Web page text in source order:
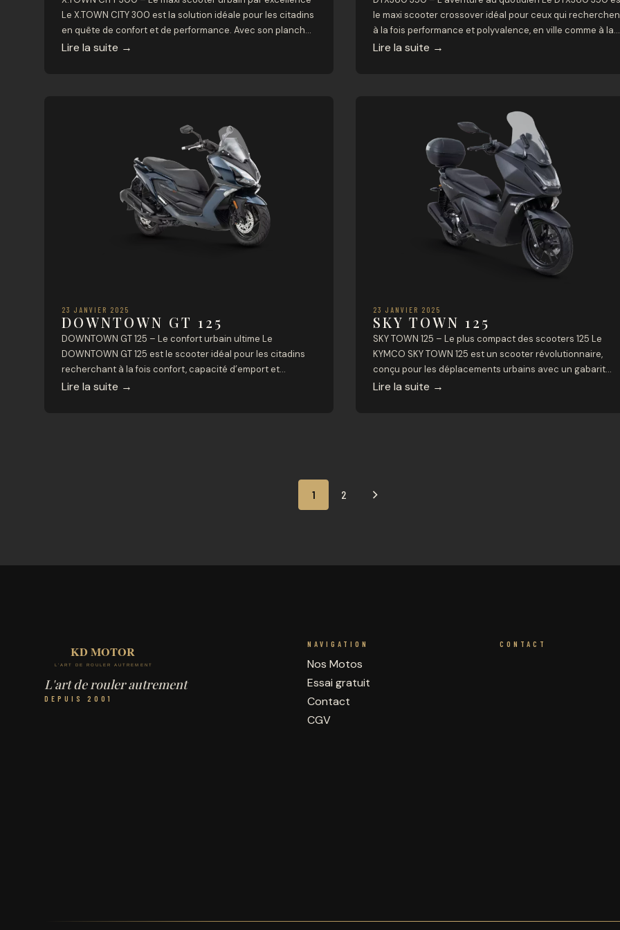
Le X.TOWN CITY 300 est la solution idéale pour les citadins
en quête de confort et de performance. Avec son plancher
plat pratique et sa maniabilité, ce scooter GT urbain est
Lire la suite →
le maxi scooter crossover idéal pour ceux qui
à la fois performance et polyvalence, en ville comme à la
campagne. Conçu pour les aventuriers modernes, ce
Lire la suite →
23 JANVIER 2025
DOWNTOWN GT 125
DOWNTOWN GT 125 – Le confort urbain ultime Le
DOWNTOWN GT 125 est le scooter idéal pour les citadins
recherchant à la fois confort, capacité d’emport et
sécurité. Conçu pour les trajets quotidiens et les
Lire la suite →
23 JANVIER 2025
SKY TOWN 125
SKY TOWN 125 – Le plus compact des scooters 125 Le
KYMCO SKY TOWN 125 est un scooter révolutionnaire,
conçu pour les déplacements urbains avec un gabarit
compact et une motorisation « Green Power »
Lire la suite →
1 2 SUIVANT
L'art de rouler autrement
DEPUIS 2001
NAVIGATION
Nos Motos
Essai gratuit
Contact
CGV
CONTACT